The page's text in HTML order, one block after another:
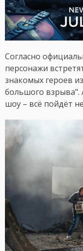
Согласно
персонажи
знакомых героев
большого взрыва".
шоу – всё пойдёт